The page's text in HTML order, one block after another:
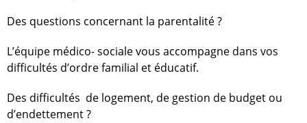
Des questions concernant la parentalité ?
L’équipe médico- sociale vous accompagne dans vos
difficultés d’ordre familial et éducatif.
Des difficultés de logement, de gestion de budget ou
d’endettement ?